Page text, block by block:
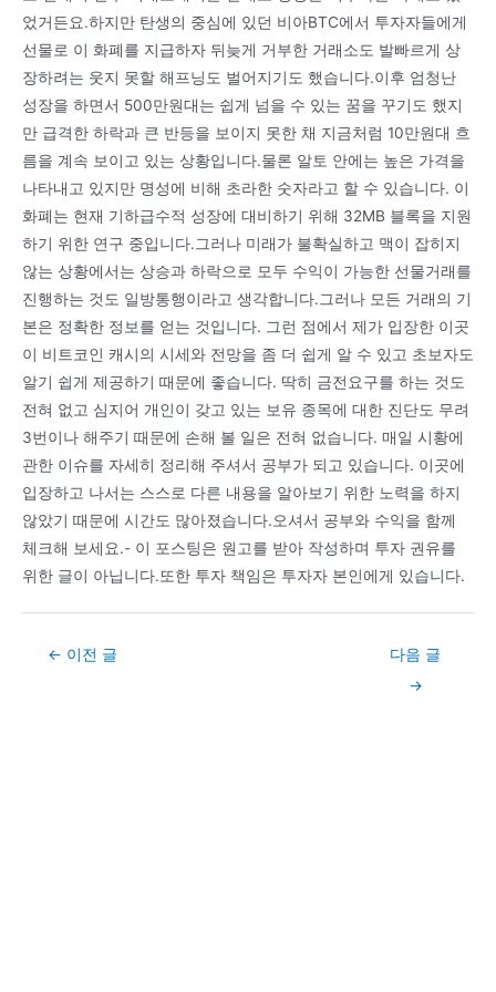
었거든요.하지만 탄생의 중심에 있던 비아BTC에서 투자자들에게
선물로 이 화폐를 지급하자 뒤늦게 거부한 거래소도 발빠르게 상
장하려는 웃지 못할 해프닝도 벌어지기도 했습니다.이후 엄청난
성장을 하면서 500만원대는 쉽게 넘을 수 있는 꿈을 꾸기도 했지
만 급격한 하락과 큰 반등을 보이지 못한 채 지금처럼 10만원대 흐
름을 계속 보이고 있는 상황입니다.물론 알토 안에는 높은 가격을
나타내고 있지만 명성에 비해 초라한 숫자라고 할 수 있습니다. 이
화폐는 현재 기하급수적 성장에 대비하기 위해 32MB 블록을 지원
하기 위한 연구 중입니다.그러나 미래가 불확실하고 맥이 잡히지
않는 상황에서는 상승과 하락으로 모두 수익이 가능한 선물거래를
진행하는 것도 일방통행이라고 생각합니다.그러나 모든 거래의 기
본은 정확한 정보를 얻는 것입니다. 그런 점에서 제가 입장한 이곳
이 비트코인 캐시의 시세와 전망을 좀 더 쉽게 알 수 있고 초보자도
알기 쉽게 제공하기 때문에 좋습니다. 딱히 금전요구를 하는 것도
전혀 없고 심지어 개인이 갖고 있는 보유 종목에 대한 진단도 무려
3번이나 해주기 때문에 손해 볼 일은 전혀 없습니다. 매일 시황에
관한 이슈를 자세히 정리해 주셔서 공부가 되고 있습니다. 이곳에
입장하고 나서는 스스로 다른 내용을 알아보기 위한 노력을 하지
않았기 때문에 시간도 많아졌습니다.오셔서 공부와 수익을 함께
체크해 보세요.- 이 포스팅은 원고를 받아 작성하며 투자 권유를
위한 글이 아닙니다.또한 투자 책임은 투자자 본인에게 있습니다.
Post← 이전 글
다음 글
→